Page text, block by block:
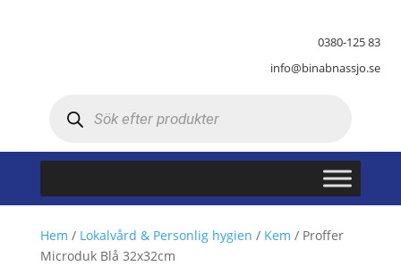
0380-125 83
info@binabnassjo.se
Hem / Lokalvård & Personlig hygien / Kem / Proffer
Microduk Blå 32x32cm